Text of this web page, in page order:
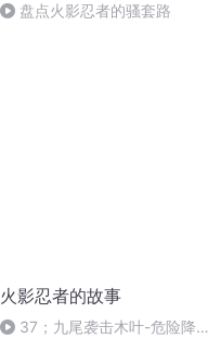
盘点火影忍者的骚套路
火影忍者的故事
37；九尾袭击木叶-危险降临